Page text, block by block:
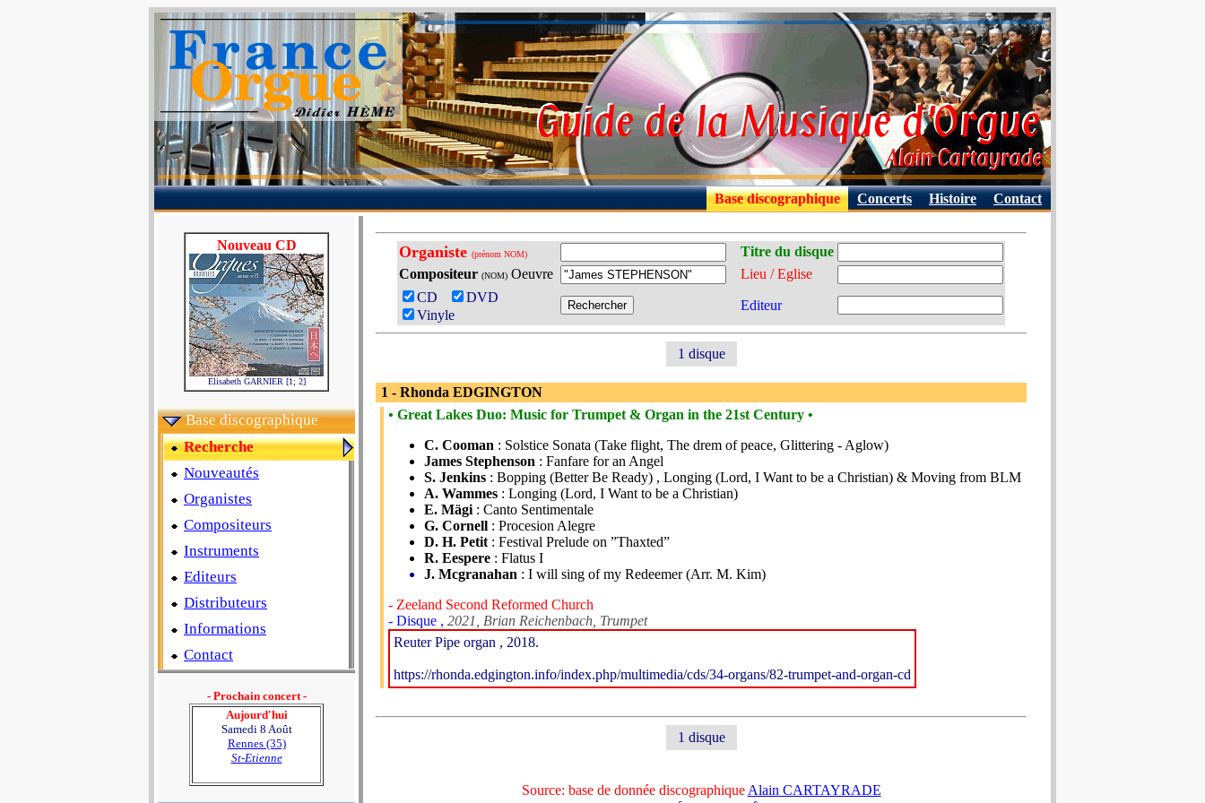
Base discographique Concerts Histoire Contact
Nouveau CD
Elisabeth GARNIER [1; 2]
Base discographique
Recherche
Nouveautés
Organistes
Compositeurs
Instruments
Editeurs
Distributeurs
Informations
Contact
- Prochain concert -
Aujourd'hui
Samedi 8 Août
Rennes (35)
St-Etienne
Organiste (prénom NOM)
Titre du disque
Compositeur (NOM) Oeuvre
Lieu / Eglise
CD
DVD
Vinyle
Editeur
1 disque
1 - Rhonda EDGINGTON
• Great Lakes Duo: Music for Trumpet & Organ in the 21st Century •
C. Cooman : Solstice Sonata (Take flight, The drem of peace, Glittering - Aglow)
James Stephenson : Fanfare for an Angel
S. Jenkins : Bopping (Better Be Ready) , Longing (Lord, I Want to be a Christian) & Moving from BLM
A. Wammes : Longing (Lord, I Want to be a Christian)
E. Mägi : Canto Sentimentale
G. Cornell : Procesion Alegre
D. H. Petit : Festival Prelude on ”Thaxted”
R. Eespere : Flatus I
J. Mcgranahan : I will sing of my Redeemer (Arr. M. Kim)
- Zeeland Second Reformed Church
- Disque , 2021, Brian Reichenbach, Trumpet
Reuter Pipe organ , 2018.
https://rhonda.edgington.info/index.php/multimedia/cds/34-organs/82-trumpet-and-organ-cd
1 disque
Source: base de donnée discographique Alain CARTAYRADE